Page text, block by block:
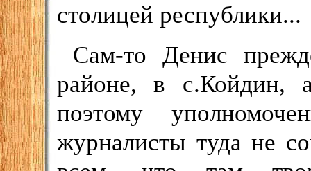
столицей республики...
Сам-то Денис
районе, в с.Койдин,
поэтому
журналисты туда не